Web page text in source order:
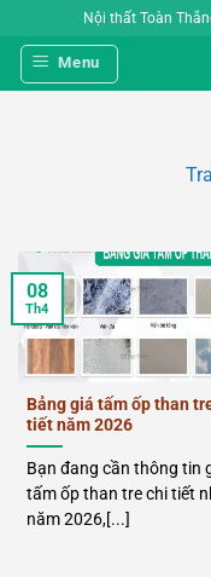
qua
nội
Nội thất Toàn
Menu
Bảng giá tấm ốp than
tiết năm 2026
Bạn đang cần thông tin
tấm ốp than tre chi tiết
năm 2026,[...]
08
Th4